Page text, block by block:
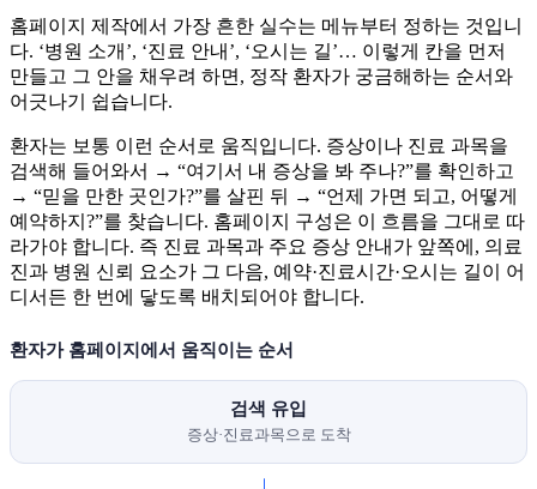
홈페이지 제작에서 가장 흔한 실수는 메뉴부터 정하는 것입니
다. ‘병원 소개’, ‘진료 안내’, ‘오시는 길’… 이렇게 칸을 먼저
만들고 그 안을 채우려 하면, 정작 환자가 궁금해하는 순서와
어긋나기 쉽습니다.
환자는 보통 이런 순서로 움직입니다. 증상이나 진료 과목을
검색해 들어와서 → “여기서 내 증상을 봐 주나?”를 확인하고
→ “믿을 만한 곳인가?”를 살핀 뒤 → “언제 가면 되고, 어떻게
예약하지?”를 찾습니다. 홈페이지 구성은 이 흐름을 그대로 따
라가야 합니다. 즉 진료 과목과 주요 증상 안내가 앞쪽에, 의료
진과 병원 신뢰 요소가 그 다음, 예약·진료시간·오시는 길이 어
디서든 한 번에 닿도록 배치되어야 합니다.
환자가 홈페이지에서 움직이는 순서
검색 유입
증상·진료과목으로 도착